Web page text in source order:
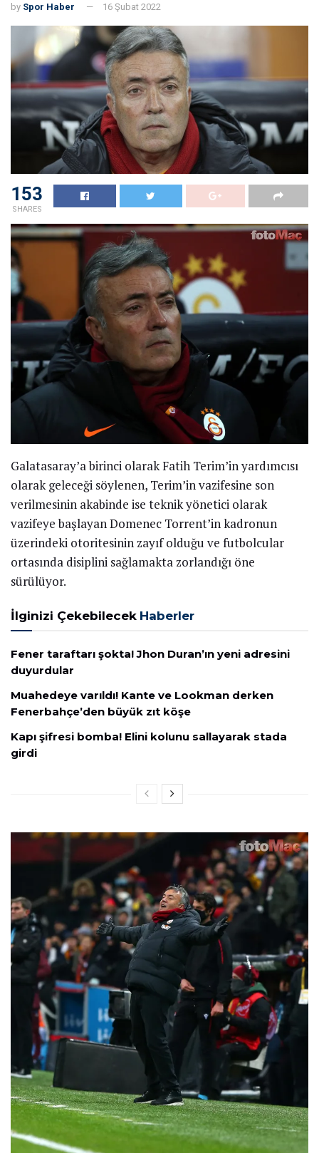
by Spor Haber 16 Şubat 2022
153
SHARES
Galatasaray’a birinci olarak Fatih Terim’in yardımcısı
olarak geleceği söylenen, Terim’in vazifesine son
verilmesinin akabinde ise teknik yönetici olarak
vazifeye başlayan Domenec Torrent’in kadronun
üzerindeki otoritesinin zayıf olduğu ve futbolcular
ortasında disiplini sağlamakta zorlandığı öne
sürülüyor.
İlginizi Çekebilecek Haberler
Fener taraftarı şokta! Jhon Duran’ın yeni adresini
duyurdular
Muahedeye varıldı! Kante ve Lookman derken
Fenerbahçe’den büyük zıt köşe
Kapı şifresi bomba! Elini kolunu sallayarak stada
girdi